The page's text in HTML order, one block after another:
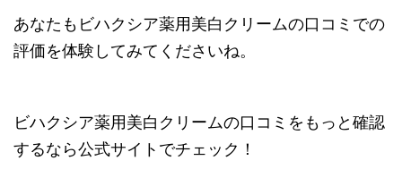
あなたもビハクシア薬用美白クリームの口コミでの
評価を体験してみてくださいね。
ビハクシア薬用美白クリームの口コミをもっと確認
するなら公式サイトでチェック！